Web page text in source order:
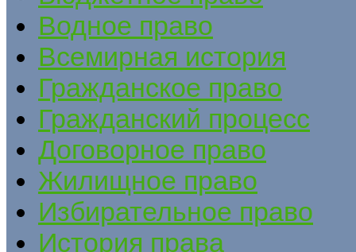
Водное право
Всемирная история
Гражданское право
Гражданский процесс
Договорное право
Жилищное право
Избирательное право
История права